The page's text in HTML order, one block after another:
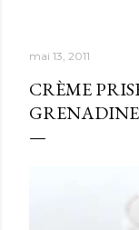
mai 13, 2011
CRÈME
GRENADINE